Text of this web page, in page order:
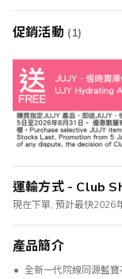
促銷活動 (1)
運輸方式 - Club
現在下單, 預計最快2026
產品簡介
全新一代院線同源藍